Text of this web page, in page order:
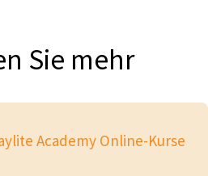
Sie mehr
Academy Online-Kurse